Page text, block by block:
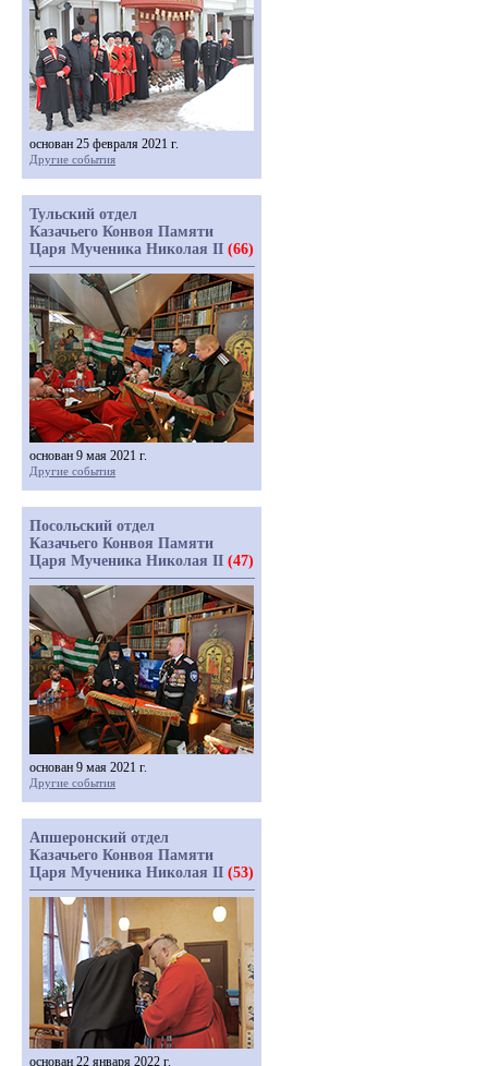
основан 25 февраля 2021 г.
Другие события
Тульский отдел
Казачьего Конвоя Памяти
Царя Мученика Николая II (66)
основан 9 мая 2021 г.
Другие события
Посольский отдел
Казачьего Конвоя Памяти
Царя Мученика Николая II (47)
основан 9 мая 2021 г.
Другие события
Апшеронский отдел
Казачьего Конвоя Памяти
Царя Мученика Николая II (53)
основан 22 января 2022 г.